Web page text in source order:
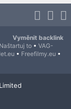
Vyměnit backlink
Naštartuj to • VAG-
• Freefilmy.eu •